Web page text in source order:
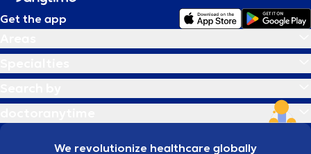
Get the app
We revolutionize healthcare globally